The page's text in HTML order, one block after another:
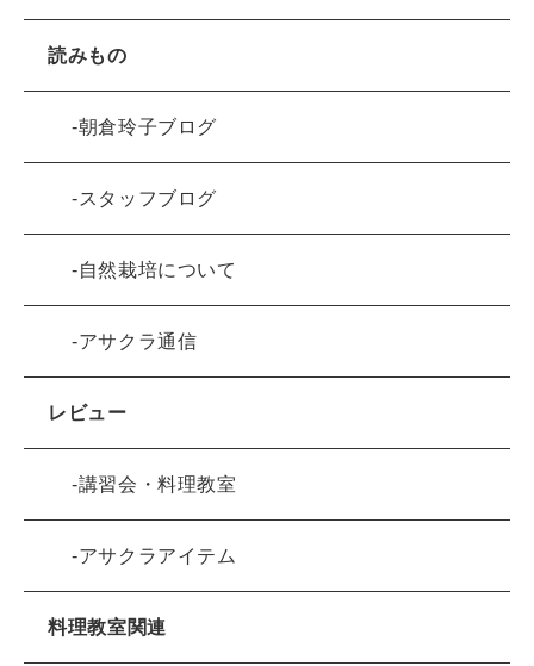
読みもの
朝倉玲子ブログ
スタッフブログ
自然栽培について
アサクラ通信
レビュー
講習会・料理教室
アサクラアイテム
料理教室関連